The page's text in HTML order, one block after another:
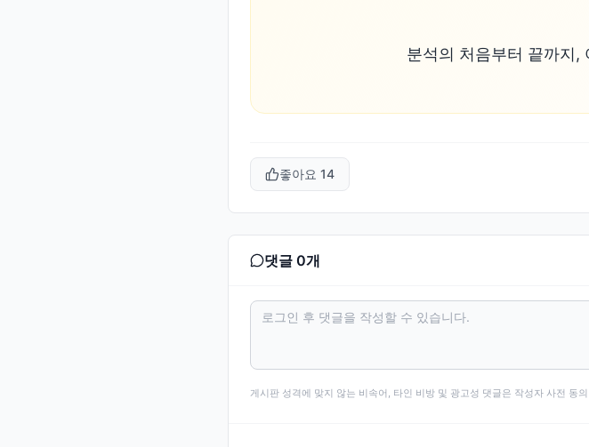
분석의 처음부터 끝까지,
좋아요 14
댓글 0개
게시판 성격에 맞지 않는 비속어, 타인 비방 및 광고성 댓글은 작성자 사전 동